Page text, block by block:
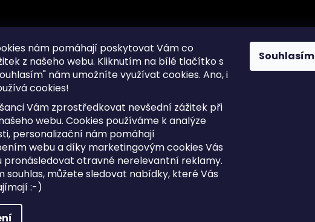
nám pomáhají poskytovat Vám co
z našeho webu. Kliknutím na bílé tlačítko s
nám umožníte využívat cookies. Ano, i
cookies!
Vám zprostředkovat nevšední zážitek při
webu. Cookies používáme k analýze
personalizační nám pomáhají
webu a díky marketingovým cookies Vás
pronásledovat otravné nerelevantní reklamy.
souhlas, můžete sledovat nabídky, které Vás
:-)
Souhlasím
osobních údajů
dotazy
cookies
Sitemap
Doprava a Platba
Postup vrácení zboží ve 30 denní
lhůtě
Obchodní podmínky
Upravit nastavení cookies